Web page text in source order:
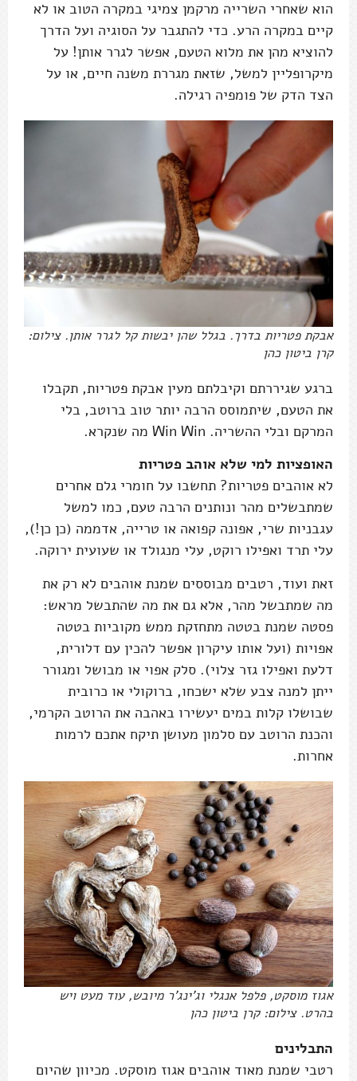
הוא שאחרי השרייה מרקמן צמיגי במקרה הטוב או לא
קיים במקרה הרע. כדי להתגבר על הסוגיה ועל הדרך
להוציא מהן את מלוא הטעם, אפשר לגרר אותן! על
מיקרופליין למשל, שזאת מגררת משנה חיים, או על
הצד הדק של פומפיה רגילה.
אבקת פטריות בדרך. בגלל שהן יבשות קל לגרר אותן. צילום:
קרן ביטון כהן
ברגע שגיררתם וקיבלתם מעין אבקת פטריות, תקבלו
את הטעם, שיתמוסס הרבה יותר טוב ברוטב, בלי
המרקם ובלי ההשריה. Win Win מה שנקרא.
האופציות למי שלא אוהב פטריות
לא אוהבים פטריות? תחשבו על חומרי גלם אחרים
שמתבשלים מהר ונותנים הרבה טעם, כמו למשל
עגבניות שרי, אפונה קפואה או טרייה, אדממה (כן כן!),
עלי תרד ואפילו רוקט, עלי מנגולד או שעועית ירוקה.
זאת ועוד, רטבים מבוססים שמנת אוהבים לא רק את
מה שמתבשל מהר, אלא גם את מה שהתבשל מראש:
פסטה שמנת בטטה מתחזקת ממש מקוביות בטטה
אפויות (ועל אותו עיקרון אפשר להכין עם דלורית,
דלעת ואפילו גזר צלוי). סלק אפוי או מבושל ומגורר
ייתן למנה צבע שלא ישכחו, ברוקולי או כרובית
שבושלו קלות במים יעשירו באהבה את הרוטב הקרמי,
והכנת הרוטב עם סלמון מעושן תיקח אתכם לרמות
אחרות.
אגוז מוסקט, פלפל אנגלי וג'ינג'ר מיובש, עוד מעט ויש
בהרט. צילום: קרן ביטון כהן
התבלינים
רטבי שמנת מאוד אוהבים אגוז מוסקט. מכיוון שהיום